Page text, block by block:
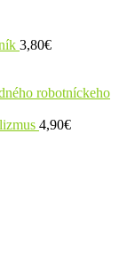
3,80€
robotníckeho
4,90€